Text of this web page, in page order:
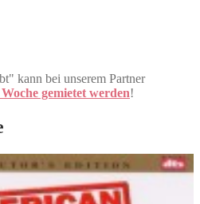
kann bei unserem Partner
gemietet werden!